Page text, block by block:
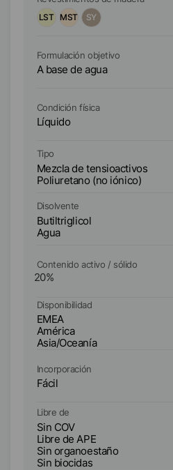
de interior y exterior, pinturas
anticorrosivas, revoques de
masillas.
LST
MST SY
Formulación objetivo
A base de agua
Condición física
Líquido
Tipo
Mezcla de tensioactivos
Poliuretano (no iónico)
Disolvente
Butiltriglicol
Agua
Contenido activo / sólido
20%
Disponibilidad
EMEA
América
Asia/Oceanía
Incorporación
Fácil
Libre de
Sin COV
Libre de APE
Sin organoestaño
Sin biocidas